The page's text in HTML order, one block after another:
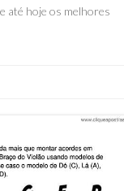
até hoje os melhores